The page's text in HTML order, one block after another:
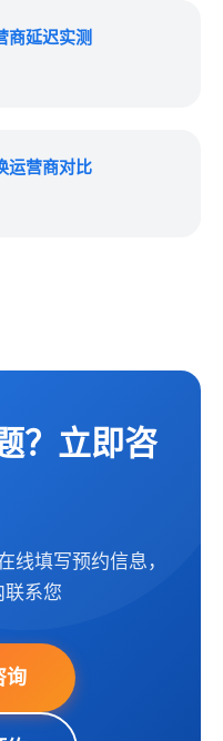
商延迟实测
运营商对比
？立即咨
线填写预约信息，
系您
询